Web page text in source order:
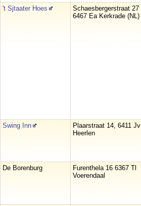
't Sjtaater Hoes
Schaesbergerstraat 27
6467 Ea Kerkrade (NL)
Swing Inn
Plaarstraat 14, 6411 Jv
Heerlen
De Borenburg
Furenthela 16 6367 Tl
Voerendaal